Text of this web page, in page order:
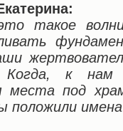
такое
Когда, к нам
места под
положили